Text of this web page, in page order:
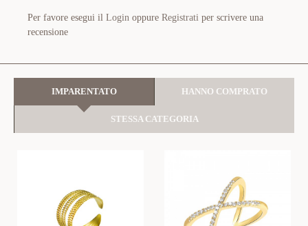
Per favore esegui il Login oppure Registrati per scrivere una
recensione
IMPARENTATO HANNO COMPRATO
STESSA CATEGORIA